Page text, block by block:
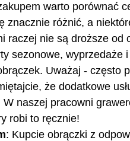
warto porównać
znacznie różnić, a
raczej nie są droższe od
sezonowe, wyprzedaże
Uważaj - często
że dodatkowe
naszej pracowni
robi to ręcznie!
: Kupcie obrączki z